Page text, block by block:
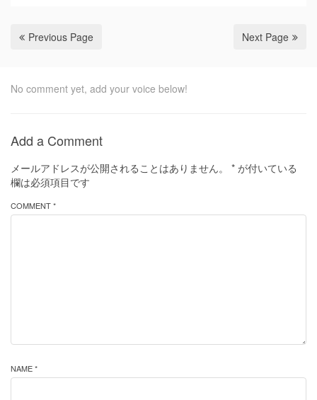
Previous Page Next Page
No comment yet, add your voice below!
Add a Comment
メールアドレスが公開されることはありません。 * が付いている
欄は必須項目です
COMMENT *
NAME *